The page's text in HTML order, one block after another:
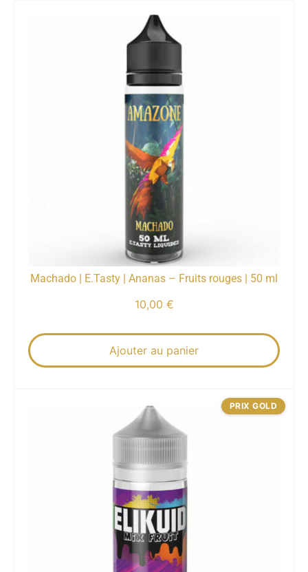
Machado | E.Tasty | Ananas – Fruits rouges | 50 ml
10,00 €
Ajouter au panier
PRIX GOLD